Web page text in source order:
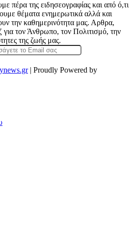
πέρα της ειδησεογραφίας και από ό,τι
θέματα ενημερωτικά αλλά και
την καθημερινότητα μας. Αρθρα,
για τον Άνθρωπο, τον Πολιτισμό, την
της ζωής μας.
| Proudly Powered by